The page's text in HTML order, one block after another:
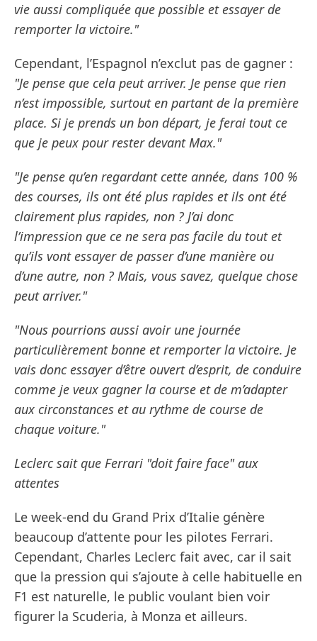
vie aussi compliquée que possible et essayer de
remporter la victoire."
Cependant, l’Espagnol n’exclut pas de gagner :
"Je pense que cela peut arriver. Je pense que rien
n’est impossible, surtout en partant de la première
place. Si je prends un bon départ, je ferai tout ce
que je peux pour rester devant Max."
"Je pense qu’en regardant cette année, dans 100 %
des courses, ils ont été plus rapides et ils ont été
clairement plus rapides, non ? J’ai donc
l’impression que ce ne sera pas facile du tout et
qu’ils vont essayer de passer d’une manière ou
d’une autre, non ? Mais, vous savez, quelque chose
peut arriver."
"Nous pourrions aussi avoir une journée
particulièrement bonne et remporter la victoire. Je
vais donc essayer d’être ouvert d’esprit, de conduire
comme je veux gagner la course et de m’adapter
aux circonstances et au rythme de course de
chaque voiture."
Leclerc sait que Ferrari "doit faire face" aux
attentes
Le week-end du Grand Prix d’Italie génère
beaucoup d’attente pour les pilotes Ferrari.
Cependant, Charles Leclerc fait avec, car il sait
que la pression qui s’ajoute à celle habituelle en
F1 est naturelle, le public voulant bien voir
figurer la Scuderia, à Monza et ailleurs.